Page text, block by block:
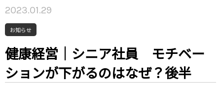
2023.01.29
お知らせ
健康経営｜シニア社員 モチベー
ションが下がるのはなぜ？後半